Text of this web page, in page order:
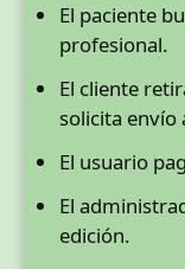
El paciente
profesional.
El cliente
solicita envío
El usuario
El
edición.